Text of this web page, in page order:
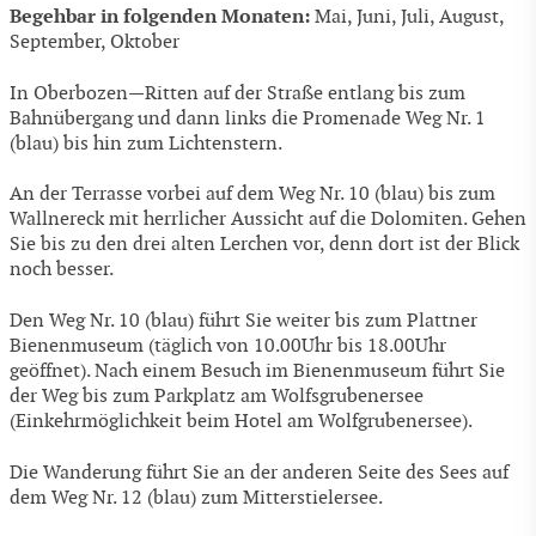
Begehbar in folgenden Monaten: Mai, Juni, Juli, August,
September, Oktober
In Oberbozen—Ritten auf der Straße entlang bis zum
Bahnübergang und dann links die Promenade Weg Nr. 1
(blau) bis hin zum Lichtenstern.
An der Terrasse vorbei auf dem Weg Nr. 10 (blau) bis zum
Wallnereck mit herrlicher Aussicht auf die Dolomiten. Gehen
Sie bis zu den drei alten Lerchen vor, denn dort ist der Blick
noch besser.
Den Weg Nr. 10 (blau) führt Sie weiter bis zum Plattner
Bienenmuseum (täglich von 10.00Uhr bis 18.00Uhr
geöffnet). Nach einem Besuch im Bienenmuseum führt Sie
der Weg bis zum Parkplatz am Wolfsgrubenersee
(Einkehrmöglichkeit beim Hotel am Wolfgrubenersee).
Die Wanderung führt Sie an der anderen Seite des Sees auf
dem Weg Nr. 12 (blau) zum Mitterstielersee.